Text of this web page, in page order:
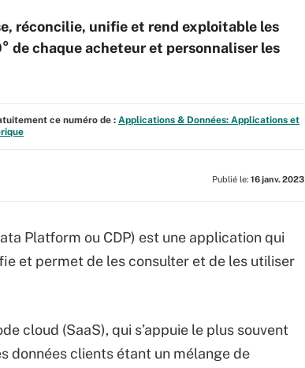
réconcilie, unifie et rend exploitable les
de chaque acheteur et personnaliser les
ce numéro de : Applications & Données: Applications et
Publié le: 16 janv. 2023
Platform ou CDP) est une application qui
et permet de les consulter et de les utiliser
cloud (SaaS), qui s’appuie le plus souvent
données clients étant un mélange de